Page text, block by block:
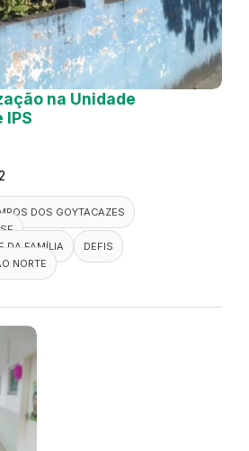
na Unidade
IPS
DOS GOYTACAZES
DA FAMÍLIA
DEFIS
NORTE